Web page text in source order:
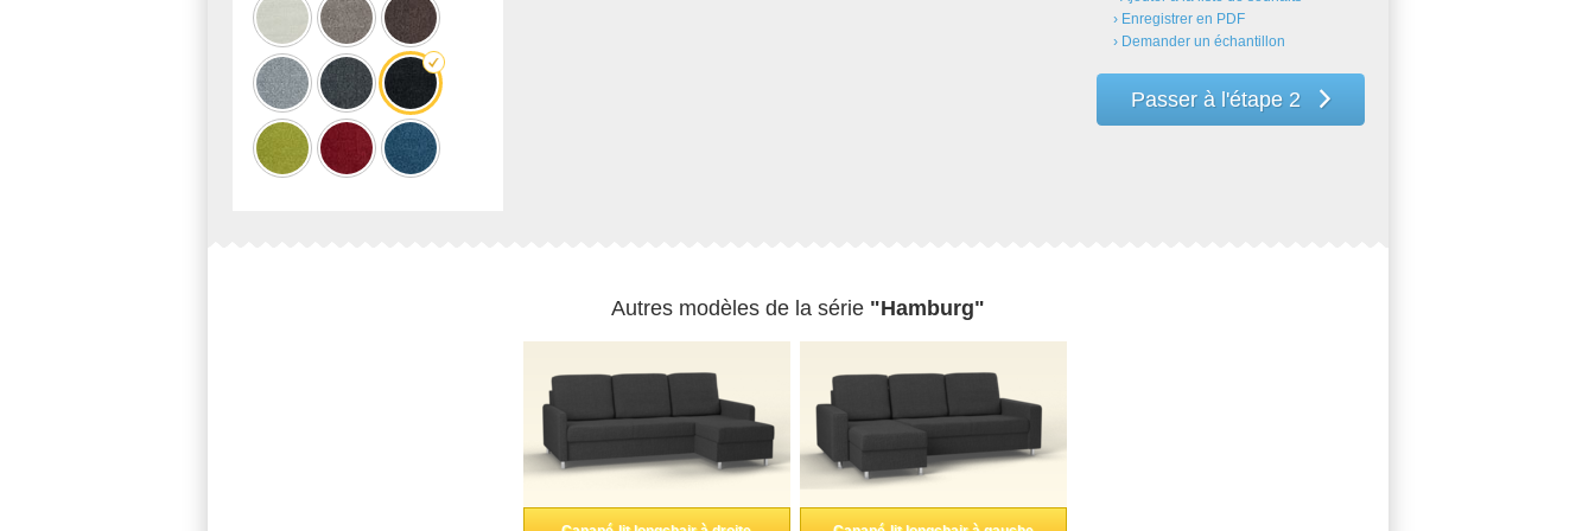
› Enregistrer en PDF
› Demander un échantillon
Passer à l'étape 2
Autres modèles de la série "Hamburg"